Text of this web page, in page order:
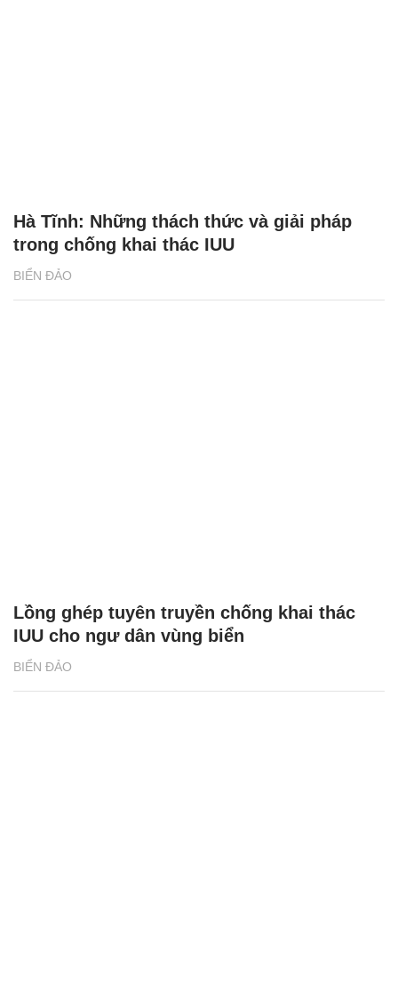
BIỂN ĐẢO
Hà Tĩnh: Những thách thức và giải pháp
trong chống khai thác IUU
BIỂN ĐẢO
Lồng ghép tuyên truyền chống khai thác
IUU cho ngư dân vùng biển